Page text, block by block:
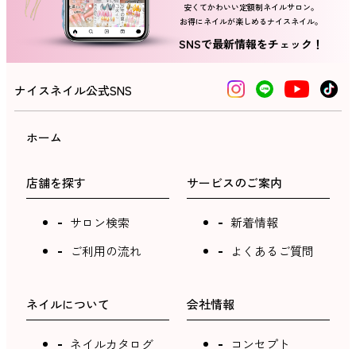
ネイルスクール
安くてかわいい定額制ネイルサロン。
お得にネイルが楽しめるナイスネイル。
SNSで最新情報をチェック！
ナイスネイル公式SNS
ホーム
店舗を探す
サロン検索
ご利用の流れ
サービスのご案内
新着情報
よくあるご質問
ネイルについて
ネイルカタログ
会社情報
コンセプト